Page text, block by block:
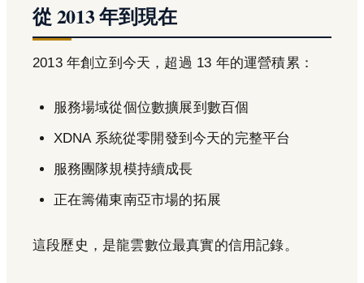
從 2013 年到現在
2013 年創立到今天，超過 13 年的運營積累：
服務場域從個位數擴展到數百個
XDNA 系統從零開發到今天的完整平台
服務團隊規模持續成長
正在籌備東南亞市場的拓展
這段歷史，是龍雲數位最真實的信用記錄。